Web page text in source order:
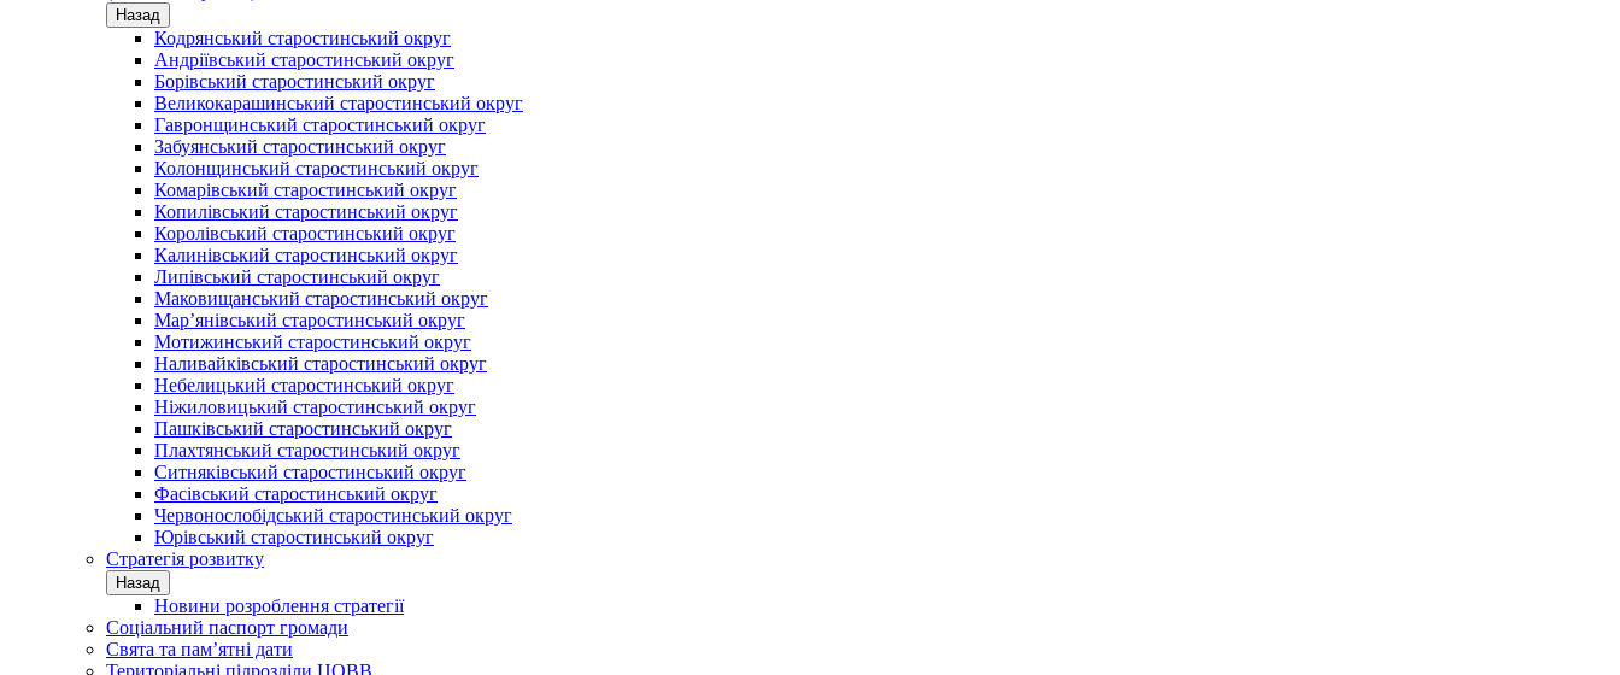
Назад
Кодрянський старостинський округ
Андріївський старостинський округ
Борівський старостинський округ
Великокарашинський старостинський округ
Гавронщинський старостинський округ
Забуянський старостинський округ
Колонщинський старостинський округ
Комарівський старостинський округ
Копилівський старостинський округ
Королівський старостинський округ
Калинівський старостинський округ
Липівський старостинський округ
Маковищанський старостинський округ
Мар’янівський старостинський округ
Мотижинський старостинський округ
Наливайківський старостинський округ
Небелицький старостинський округ
Ніжиловицький старостинський округ
Пашківський старостинський округ
Плахтянський старостинський округ
Ситняківський старостинський округ
Фасівський старостинський округ
Червонослобідський старостинський округ
Юрівський старостинський округ
Стратегія розвитку
Назад
Новини розроблення стратегії
Соціальний паспорт громади
Свята та пам’ятні дати
Територіальні підрозділи ЦОВВ